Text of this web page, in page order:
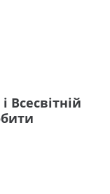
Всесвітній